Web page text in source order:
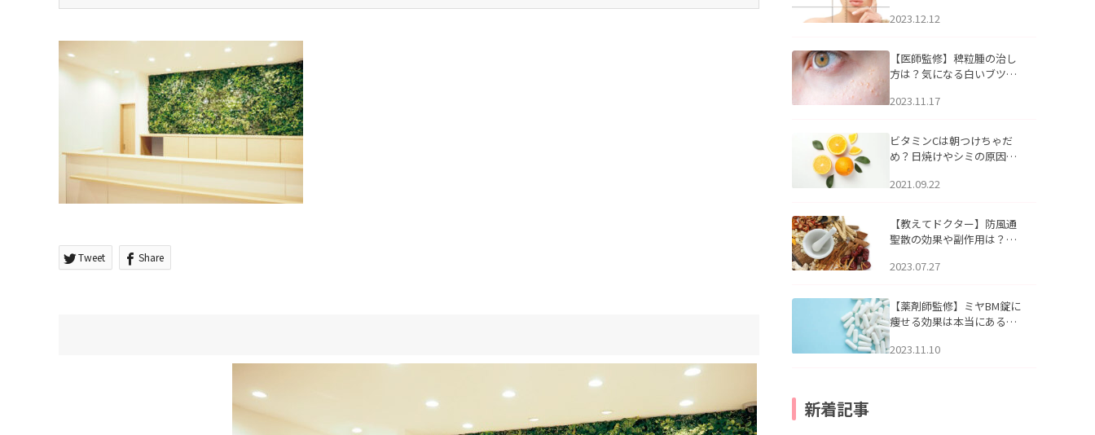
Tweet Share
2023.12.12
【医師監修】稗粒腫の治し
方は？気になる白いブツブ
アについて
2023.11.17
ビタミンCは朝つけちゃだ
め？日焼けやシミの原因に
2021.09.22
【教えてドクター】防風通
聖散の効果や副作用は？長
2023.07.27
【薬剤師監修】ミヤBM錠に
痩せる効果は本当にある
2023.11.10
新着記事